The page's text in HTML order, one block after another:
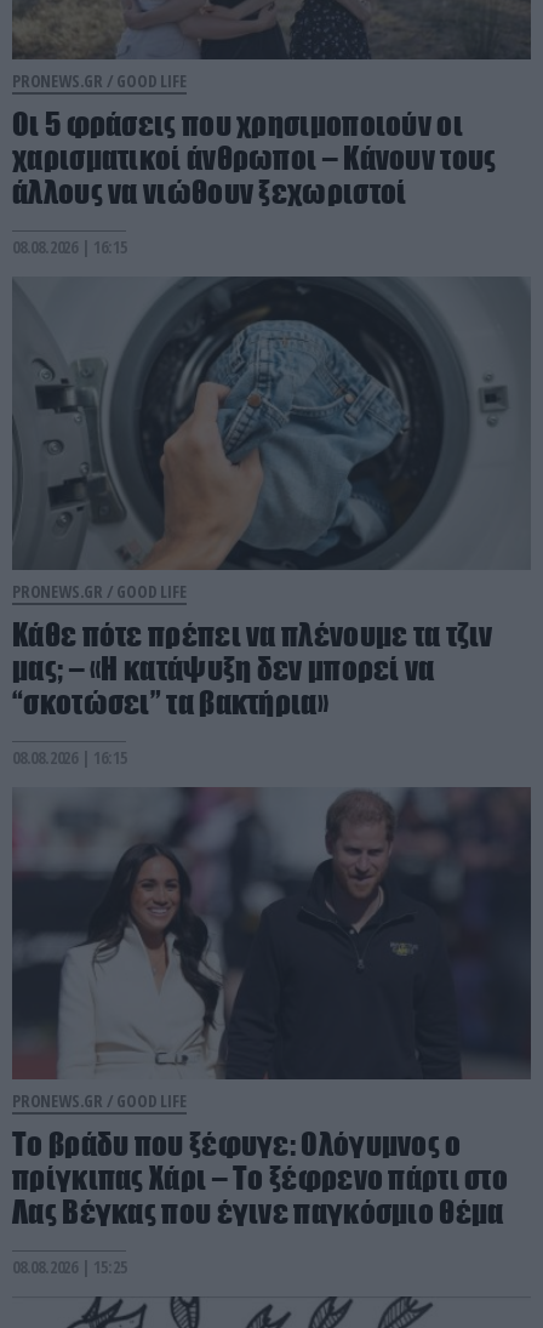
PRONEWS.GR / GOOD LIFE
Οι 5 φράσεις που χρησιμοποιούν οι
χαρισματικοί άνθρωποι – Κάνουν τους
άλλους να νιώθουν ξεχωριστοί
08.08.2026 | 16:15
PRONEWS.GR / GOOD LIFE
Κάθε πότε πρέπει να πλένουμε τα τζιν
μας; – «Η κατάψυξη δεν μπορεί να
“σκοτώσει” τα βακτήρια»
08.08.2026 | 16:15
PRONEWS.GR / GOOD LIFE
Το βράδυ που ξέφυγε: Ολόγυμνος ο
πρίγκιπας Χάρι – Το ξέφρενο πάρτι στο
Λας Βέγκας που έγινε παγκόσμιο θέμα
08.08.2026 | 15:25